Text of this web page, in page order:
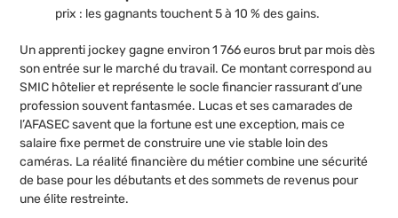
prix : les gagnants touchent 5 à 10 % des gains.
Un apprenti jockey gagne environ 1 766 euros brut par mois dès
son entrée sur le marché du travail. Ce montant correspond au
SMIC hôtelier et représente le socle financier rassurant d’une
profession souvent fantasmée. Lucas et ses camarades de
l’AFASEC savent que la fortune est une exception, mais ce
salaire fixe permet de construire une vie stable loin des
caméras. La réalité financière du métier combine une sécurité
de base pour les débutants et des sommets de revenus pour
une élite restreinte.